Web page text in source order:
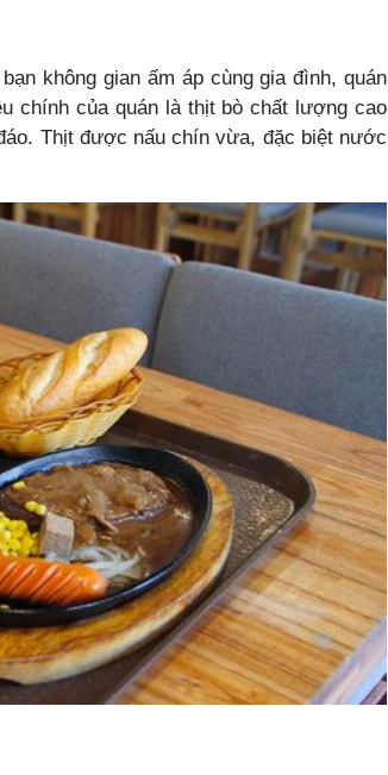
không gian ấm áp cùng gia đình, quán
chính của quán là thịt bò chất lượng cao
Thịt được nấu chín vừa, đặc biệt nước